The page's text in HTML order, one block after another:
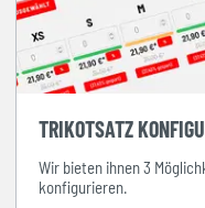
TRIKOTSATZ
Wir bieten ihnen 3
konfigurieren.